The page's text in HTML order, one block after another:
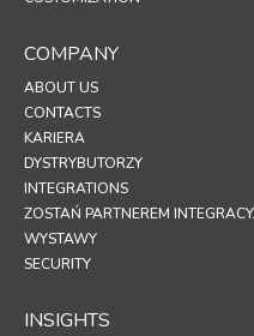
COMPANY
ABOUT US
CONTACTS
KARIERA
DYSTRYBUTORZY
INTEGRATIONS
ZOSTAŃ PARTNEREM
WYSTAWY
SECURITY
INSIGHTS